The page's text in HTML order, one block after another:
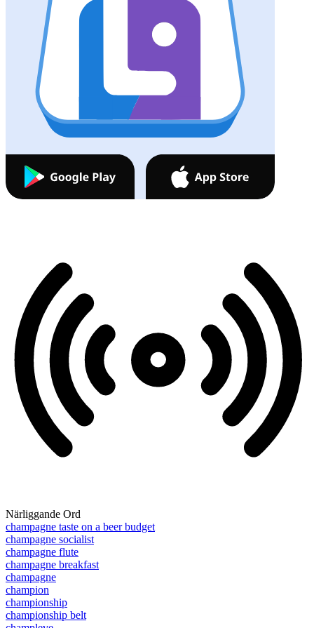
Närliggande Ord
champagne taste on a beer budget
champagne socialist
champagne flute
champagne breakfast
champagne
champion
championship
championship belt